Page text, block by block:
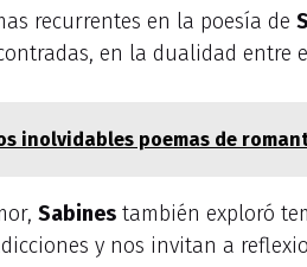
recurrentes en la poesía de
en la dualidad entre
inolvidables poemas de
Sabines también exploró
y nos invitan a